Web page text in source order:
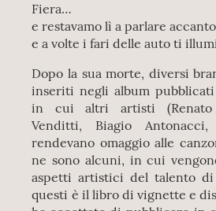
Fiera…
e restavamo lì a parlare
e a volte i fari delle auto ti
Dopo la sua morte, diversi
inseriti negli album
in cui altri artisti (Renato
Venditti, Biagio
rendevano omaggio alle
ne sono alcuni, in cui
aspetti artistici del talento
questi è il libro di vignette e